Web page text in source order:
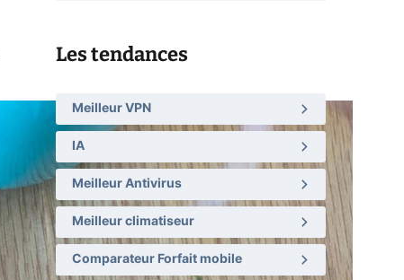
Les tendances
Meilleur VPN
IA
Meilleur Antivirus
Meilleur climatiseur
Comparateur Forfait mobile